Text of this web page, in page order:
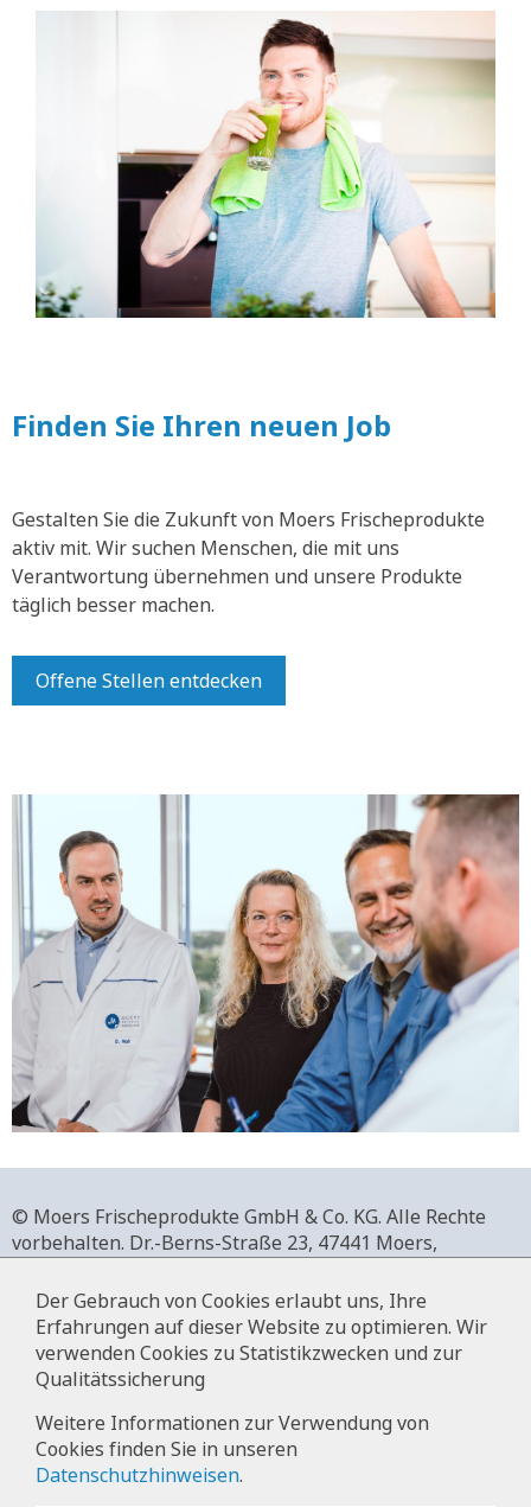
Finden Sie Ihren neuen Job
Gestalten Sie die Zukunft von Moers Frischeprodukte
aktiv mit. Wir suchen Menschen, die mit uns
Verantwortung übernehmen und unsere Produkte
täglich besser machen.
Offene Stellen entdecken
© Moers Frischeprodukte GmbH & Co. KG. Alle Rechte
vorbehalten. Dr.-Berns-Straße 23, 47441 Moers,
+49 2841 911-0,www.moers-frischeprodukte.de
Impressum
Datenschutz
Der Gebrauch von Cookies erlaubt uns, Ihre
Erfahrungen auf dieser Website zu optimieren. Wir
verwenden Cookies zu Statistikzwecken und zur
Qualitätssicherung
Weitere Informationen zur Verwendung von
Cookies finden Sie in unseren
Datenschutzhinweisen.